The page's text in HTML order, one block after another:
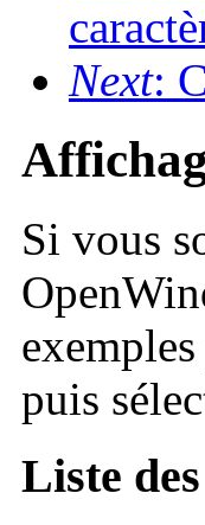
Next:
Si vous
puis
Liste